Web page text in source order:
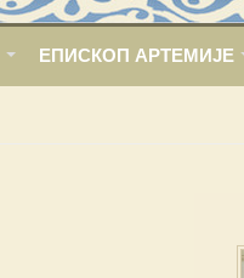
ЕПИСКОП АРТЕМИЈЕ